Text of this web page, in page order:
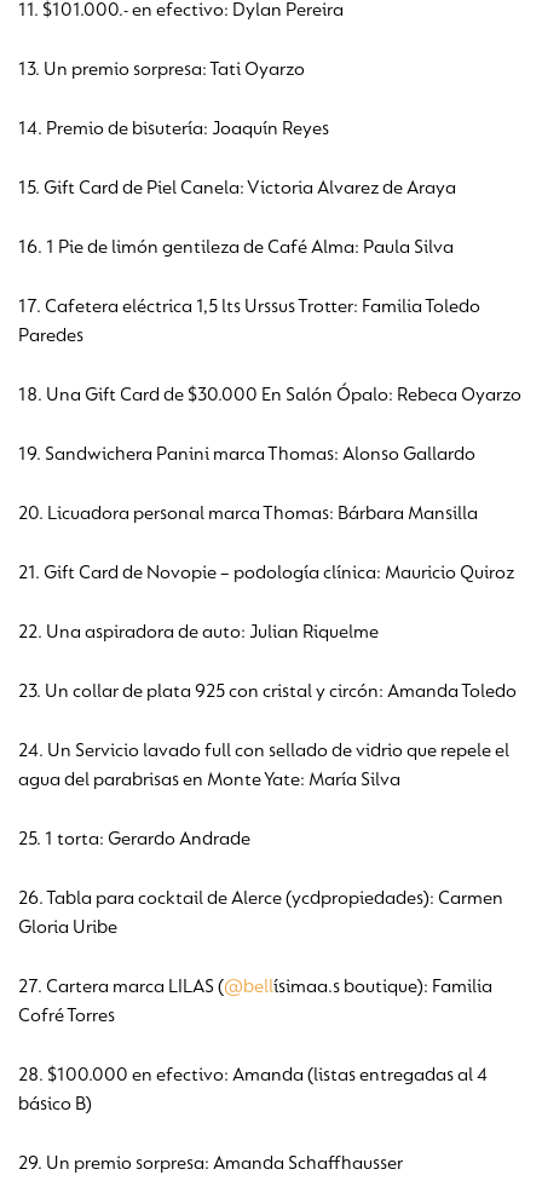
11. $101.000.- en efectivo: Dylan Pereira
13. Un premio sorpresa: Tati Oyarzo
14. Premio de bisutería: Joaquí­n Reyes
15. Gift Card de Piel Canela: Victoria Alvarez de Araya
16. 1 Pie de limón gentileza de Café Alma: Paula Silva
17. Cafetera eléctrica 1,5 lts Urssus Trotter: Familia Toledo
Paredes
18. Una Gift Card de $30.000 En Salón Ópalo: Rebeca Oyarzo
19. Sandwichera Panini marca Thomas: Alonso Gallardo
20. Licuadora personal marca Thomas: Bárbara Mansilla
21. Gift Card de Novopie – podología clínica: Mauricio Quiroz
22. Una aspiradora de auto: Julian Riquelme
23. Un collar de plata 925 con cristal y circón: Amanda Toledo
24. Un Servicio lavado full con sellado de vidrio que repele el
agua del parabrisas en Monte Yate: María Silva
25. 1 torta: Gerardo Andrade
26. Tabla para cocktail de Alerce (ycdpropiedades): Carmen
Gloria Uribe
27. Cartera marca LILAS (@bellísimaa.s boutique): Familia
Cofré Torres
28. $100.000 en efectivo: Amanda (listas entregadas al 4
básico B)
29. Un premio sorpresa: Amanda Schaffhausser